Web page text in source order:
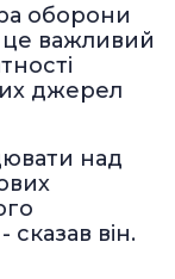
оборони
важливий
джерел
над
він.